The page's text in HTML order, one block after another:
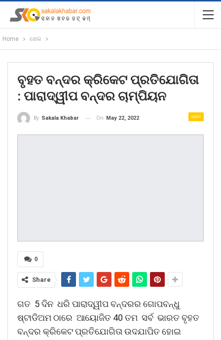
Home ଖେଳ
ବୃହତ ବନ୍ଦର କ୍ରିକେଟ ପ୍ରତିଯୋଗିତା
: ପାରାଦ୍ୱୀପ ବନ୍ଦର ଚାମ୍ପିୟନ
ଖେଳ
By Sakala Khabar On May 22, 2022
0
Share
ଗତ 5 ଦିନ ଧରି ପାରାଦ୍ୱୀପ ବନ୍ଦରର ଗୋପବନ୍ଧୁ
ଷ୍ଟାଡିଅମ ଠାରେ ଆୟୋଜିତ 40 ତମ ସର୍ବ ଭାରତ ବୃହତ
ବନ୍ଦର କ୍ରିକେଟ ପ୍ରତିଯୋଗିତା ଉଦଯାପିତ ହୋଇ